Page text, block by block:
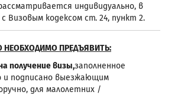
индивидуально, в
Визовым кодексом ст. 24, пункт 2.
НЕОБХОДИМО ПРЕДЪЯВИТЬ:
получение визы,заполненное
и подписано выезжающим
для малолетних /